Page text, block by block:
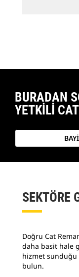
BURADAN
YETKİLİ
SEKTÖRE
Doğru Cat
daha basit hale
hizmet sunduğu
bulun.